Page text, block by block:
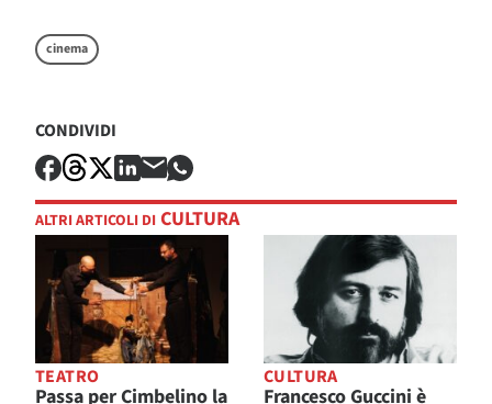
cinema
CONDIVIDI
ALTRI ARTICOLI DI CULTURA
TEATRO
Passa per Cimbelino la
CULTURA
Francesco Guccini è